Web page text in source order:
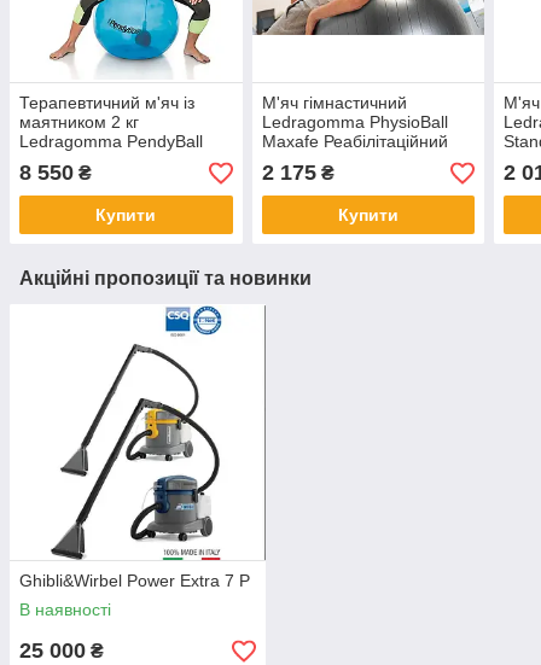
Терапевтичний м'яч із
маятником 2 кг
Ledragomma PendyBall
Фітбол м'яч Ø 65 см Синій
8 550 ₴
Купити
М'яч гімнастичний
Ledragomma PhysioBall
Maxafe Реабілітаційний
м'яч Ø 85 см Чорний
2 175₴
Купити
М'яч
85
2
Акційні пропозиції та новинки
Ghibli&Wirbel Power Extra 7 P
В наявності
25 000 ₴